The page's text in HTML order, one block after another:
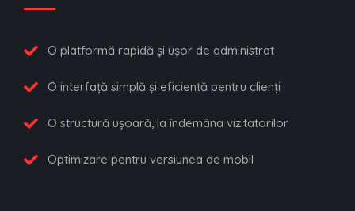
O platformă rapidă şi uşor de administrat
O interfaţă simplă şi eficientă pentru clienţi
O structură uşoară, la îndemâna vizitatorilor
Optimizare pentru versiunea de mobil